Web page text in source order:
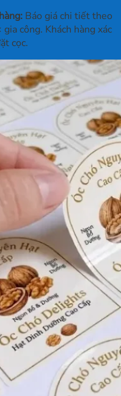
Báo giá chi tiết theo
công. Khách hàng xác
cọc.